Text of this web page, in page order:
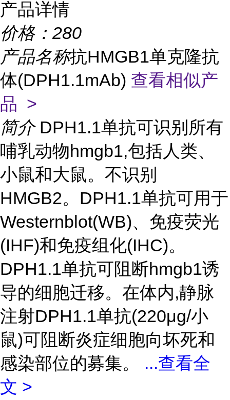
产品详情
价格： 280
产品名称抗HMGB1单克隆抗
体(DPH1.1mAb) 查看相似产
品 >
简介 DPH1.1单抗可识别所有
哺乳动物hmgb1,包括人类、
小鼠和大鼠。不识别
HMGB2。DPH1.1单抗可用于
Westernblot(WB)、免疫荧光
(IHF)和免疫组化(IHC)。
DPH1.1单抗可阻断hmgb1诱
导的细胞迁移。在体内,静脉
注射DPH1.1单抗(220μg/小
鼠)可阻断炎症细胞向坏死和
感染部位的募集。 ...查看全
文 >